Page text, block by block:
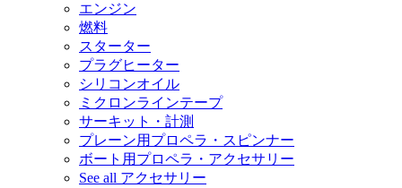
エンジン
燃料
スターター
プラグヒーター
シリコンオイル
ミクロンラインテープ
サーキット・計測
プレーン用プロペラ・スピンナー
ボート用プロペラ・アクセサリー
See all アクセサリー